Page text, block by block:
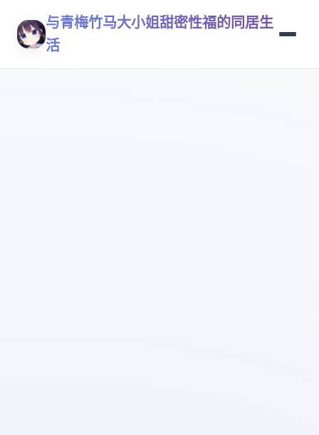
与青梅竹马大小姐甜密性福的同居生
活